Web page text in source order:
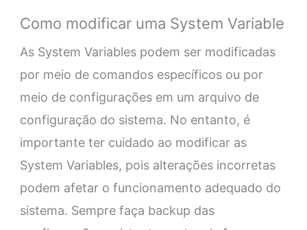
Como modificar uma System Variable
As System Variables podem ser modificadas
por meio de comandos específicos ou por
meio de configurações em um arquivo de
configuração do sistema. No entanto, é
importante ter cuidado ao modificar as
System Variables, pois alterações incorretas
podem afetar o funcionamento adequado do
sistema. Sempre faça backup das